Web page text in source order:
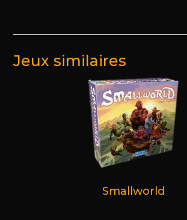
Jeux similaires
Smallworld